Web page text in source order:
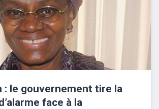
: le gouvernement tire la
face à la